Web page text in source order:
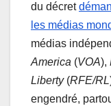
du décret
les médias
médias
America (VOA),
Liberty (RFE/RL
engendré,